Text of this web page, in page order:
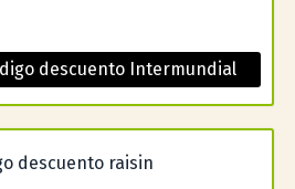
descuento Intermundial